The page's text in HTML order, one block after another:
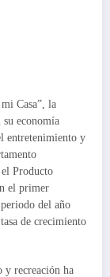
Casa”, la
economía
entretenimiento y
Producto
el primer
del año
de crecimiento
y recreación ha